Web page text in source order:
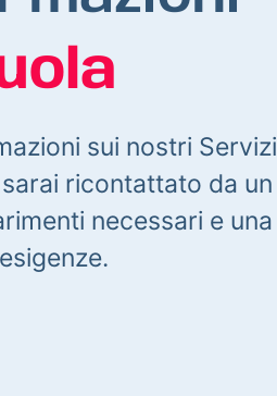
sui nostri Servizi
ricontattato da un
necessari e una